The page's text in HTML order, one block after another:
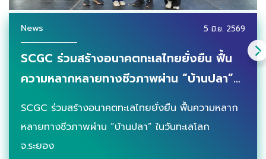
News 5 มิ.ย. 2569
SCGC ร่วมสร้างอนาคตทะเลไทยยั่งยืน ฟื้น
ความหลากหลายทางชีวภาพผ่าน “บ้านปลา”
ในวันทะเลโลก จ.ระยอง
SCGC ร่วมสร้างอนาคตทะเลไทยยั่งยืน ฟื้นความหลาก
หลายทางชีวภาพผ่าน “บ้านปลา” ในวันทะเลโลก
จ.ระยอง